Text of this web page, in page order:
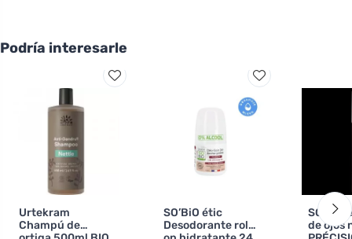
Podría interesarle
Urtekram
Champú de
SO’BiO étic
Desodorante roll-
SO’BiO
de ojos